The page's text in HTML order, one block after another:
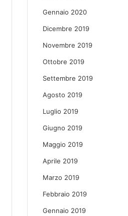
Gennaio 2020
Dicembre 2019
Novembre 2019
Ottobre 2019
Settembre 2019
Agosto 2019
Luglio 2019
Giugno 2019
Maggio 2019
Aprile 2019
Marzo 2019
Febbraio 2019
Gennaio 2019